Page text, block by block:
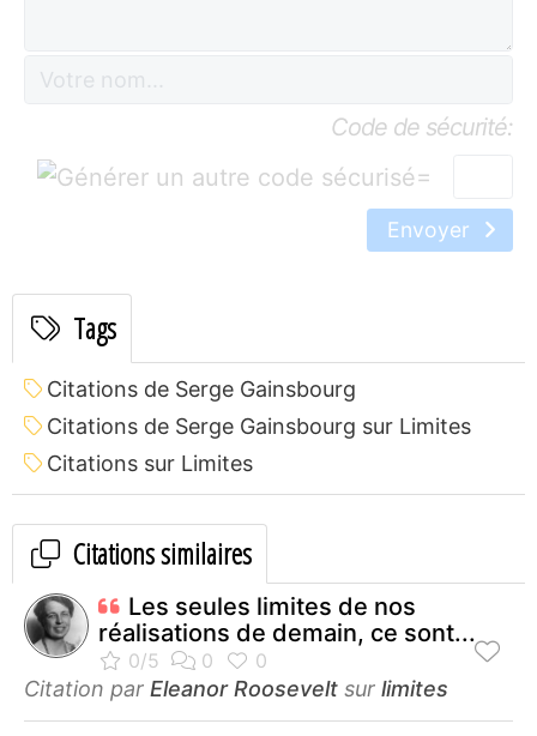
Code de sécurité:
=
Envoyer
Tags
Citations de Serge Gainsbourg
Citations de Serge Gainsbourg sur Limites
Citations sur Limites
Citations similaires
Les seules limites de nos
réalisations de demain, ce sont...
Citation par Eleanor Roosevelt sur limites